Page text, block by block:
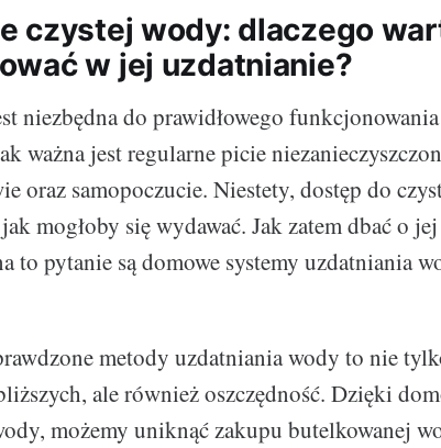
czystej wody: dlaczego
w jej uzdatnianie?
niezbędna do prawidłowego
ważna jest regularne picie
oraz samopoczucie. Niestety, dostęp do
mogłoby się wydawać. Jak zatem dbać o
to pytanie są domowe systemy uzdatniania
metody uzdatniania wody to nie
ale również oszczędność. Dzięki
możemy uniknąć zakupu butelkowanej